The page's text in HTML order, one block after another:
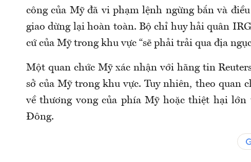
công của Mỹ đã vi phạm lệnh ngừng bắn và
giao dừng lại hoàn toàn. Bộ chỉ huy hải quân
cứ của Mỹ trong khu vực “sẽ phải trải qua địa
Một quan chức Mỹ xác nhận với hãng tin
sở của Mỹ trong khu vực. Tuy nhiên, theo quan
về thương vong của phía Mỹ hoặc thiệt hại lớn
Đông.